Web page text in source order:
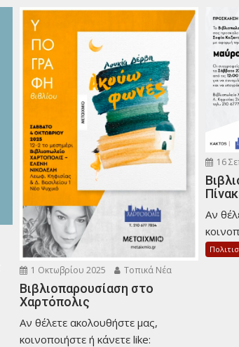
1 Οκτωβρίου 2025 Τοπικά Νέα
Βιβλιοπαρουσίαση στο
Χαρτόπολις
Αν θέλετε ακολουθήστε μας,
κοινοποιήστε ή κάνετε like:
16
Αν